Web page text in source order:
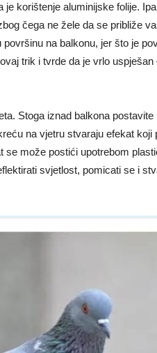
korištenje aluminijske folije.
čega ne žele da se približe
na balkonu, jer što je
trik i tvrde da je vrlo
Stoga iznad balkona postavite
na vjetru stvaraju efekat koji
može postići upotrebom
svjetlost, pomicati se i